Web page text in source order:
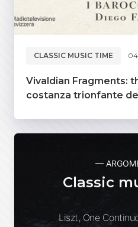
CLASSIC MUSIC TIME
Vivaldian Fragments:
costanza trionfante
—
Classic
Liszt, One